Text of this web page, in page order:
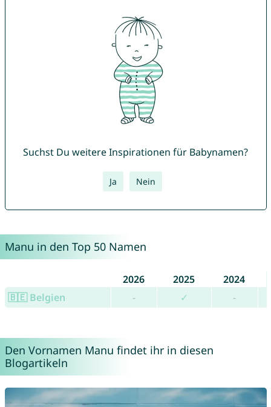
Suchst Du weitere Inspirationen für Babynamen?
Ja Nein
Manu in den Top 50 Namen
2026 2025
2024
🇧🇪 Belgien
- ✓ -
Den Vornamen Manu findet ihr in diesen
Blogartikeln